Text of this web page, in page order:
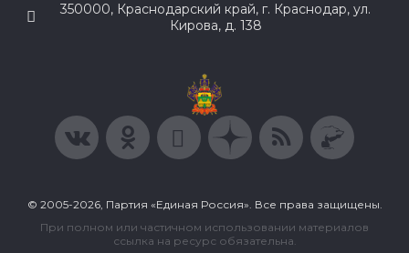
350000, Краснодарский край, г. Краснодар, ул.
Кирова, д. 138
© 2005-2026, Партия «Единая Россия». Все права защищены.
При полном или частичном использовании материалов
ссылка на ресурс обязательна.